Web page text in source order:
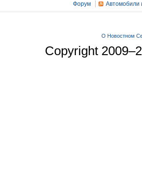
Форум Автомобили
О Новостном
Copyright